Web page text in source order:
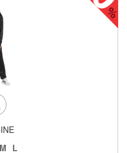
M L